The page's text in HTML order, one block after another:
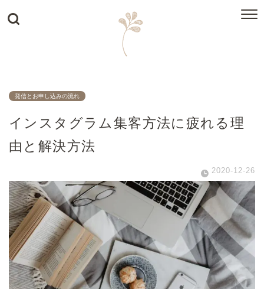
発信とお申し込みの流れ
インスタグラム集客方法に疲れる理
由と解決方法
2020-12-26